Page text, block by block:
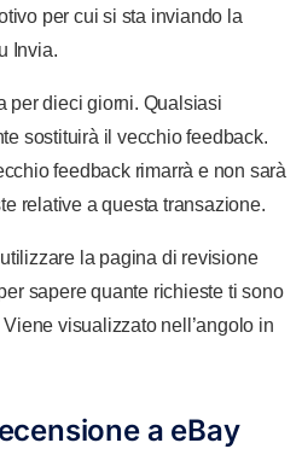
per cui si sta inviando la
Invia.
per dieci giorni. Qualsiasi
sostituirà il vecchio feedback.
feedback rimarrà e non sarà
relative a questa transazione.
la pagina di revisione
sapere quante richieste ti sono
visualizzato nell’angolo in
a eBay